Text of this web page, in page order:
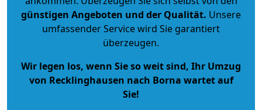
günstigen Angeboten und der Qualität. Unsere
umfassender Service wird Sie garantiert
überzeugen.
Wir legen los, wenn Sie so weit sind, Ihr Umzug
von Recklinghausen nach Borna wartet auf
Sie!